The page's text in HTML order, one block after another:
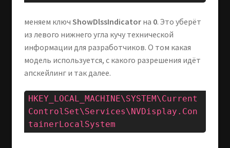
меняем ключ ShowDlssIndicatorна 0. Это уберёт
из левого нижнего угла кучу технической
информации для разработчиков. О том какая
модель используется, с какого разрешения идёт
апскейлинг и так далее.
HKEY_LOCAL_MACHINE\SYSTEM\Current
ControlSet\Services\NVDisplay.Con
tainerLocalSystem